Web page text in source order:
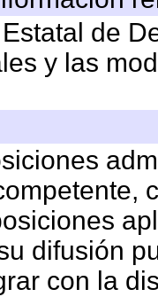
de
y las
difusión
con la